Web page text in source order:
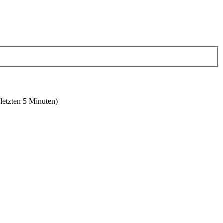
5 Minuten)